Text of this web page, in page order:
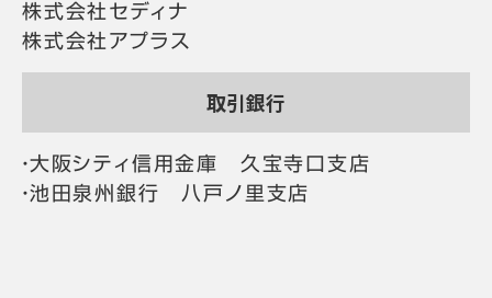
株式会社セディナ
株式会社アプラス
取引銀行
・大阪シティ信用金庫 久宝寺口支店
・池田泉州銀行 八戸ノ里支店